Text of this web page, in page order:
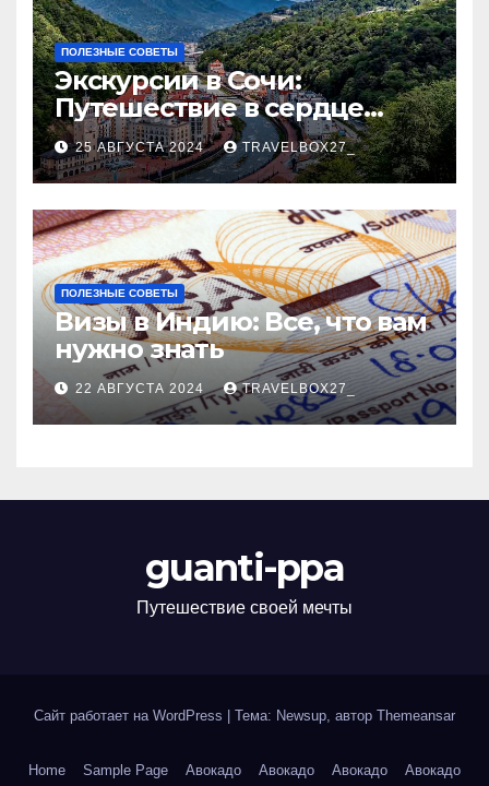
ПОЛЕЗНЫЕ СОВЕТЫ
Экскурсии в Сочи:
Путешествие в сердце
Черноморского курорта
25 АВГУСТА 2024 TRAVELBOX27_
ПОЛЕЗНЫЕ СОВЕТЫ
Визы в Индию: Все, что вам
нужно знать
22 АВГУСТА 2024 TRAVELBOX27_
guanti-ppa
Путешествие своей мечты
Сайт работает на WordPress Тема: Newsup, автор Themeansar
Home Sample Page Авокадо Авокадо Авокадо Авокадо